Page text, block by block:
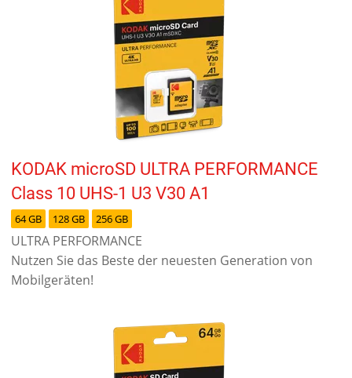
KODAK microSD ULTRA PERFORMANCE
Class 10 UHS-1 U3 V30 A1
64 GB 128 GB 256 GB
ULTRA PERFORMANCE
Nutzen Sie das Beste der neuesten Generation von
Mobilgeräten!